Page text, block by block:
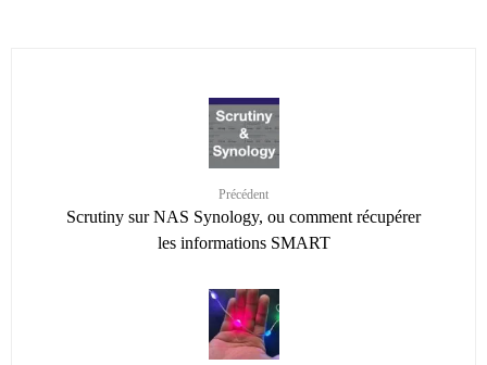
Précédent
Scrutiny sur NAS Synology, ou comment récupérer
les informations SMART